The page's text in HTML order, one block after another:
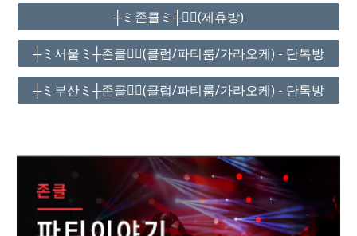
┼ミ존클ミ┼❤️‍🔥(제휴방)
┼ミ서울ミ┼존클❤️‍🔥(클럽/파티룸/가라오케) - 단톡방
┼ミ부산ミ┼존클❤️‍🔥(클럽/파티룸/가라오케) - 단톡방